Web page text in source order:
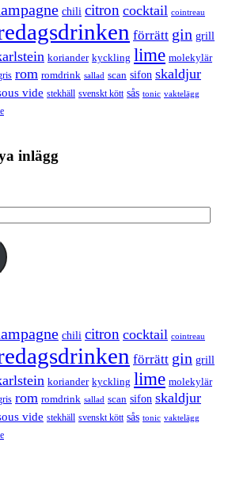
chili citron cocktail cointreau
förrätt gin grill
koriander kyckling lime molekylär
rom romdrink sallad scan sifon skaldjur
vide stekhäll svenskt kött sås tonic vaktelägg
inlägg
chili citron cocktail cointreau
förrätt gin grill
koriander kyckling lime molekylär
rom romdrink sallad scan sifon skaldjur
vide stekhäll svenskt kött sås tonic vaktelägg